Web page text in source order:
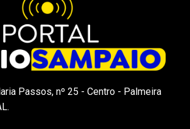
Passos, nº 25 - Centro - Palmeira